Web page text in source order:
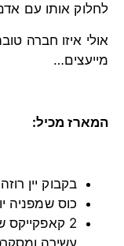
לחלוק אותו עם
אולי איזו חברה
מייעצים…
המארז מכיל:
בקבוק יין רוזה 375 מ”ל
כוס שמפניה
2